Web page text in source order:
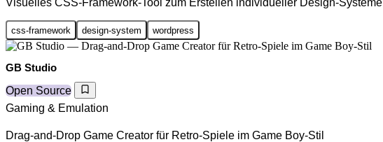
Visuelles CSS-Framework-Tool zum Erstellen individueller Design-Systeme
css-framework design-system wordpress
GB Studio
Open Source
Gaming & Emulation
Drag-and-Drop Game Creator für Retro-Spiele im Game Boy-Stil